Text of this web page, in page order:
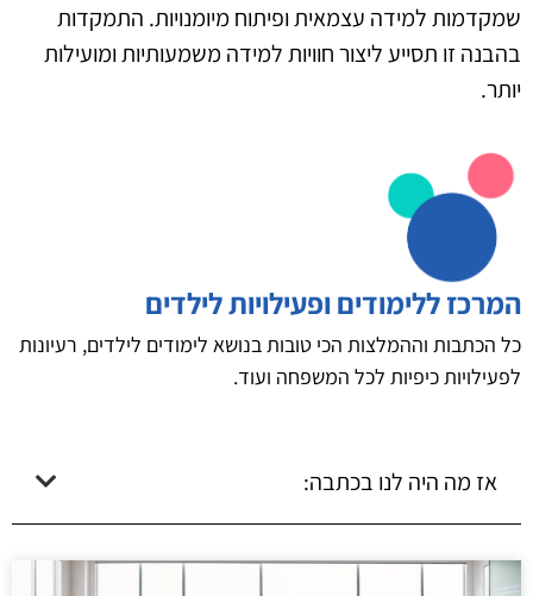
שמקדמות למידה עצמאית ופיתוח מיומנויות. התמקדות
בהבנה זו תסייע ליצור חוויות למידה משמעותיות ומועילות
יותר.
המרכז ללימודים ופעילויות לילדים
כל הכתבות וההמלצות הכי טובות בנושא לימודים לילדים, רעיונות
לפעילויות כיפיות לכל המשפחה ועוד.
אז מה היה לנו בכתבה: